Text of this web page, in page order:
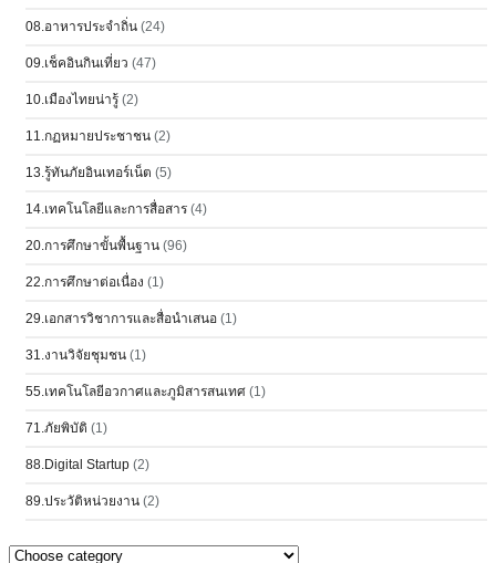
08.อาหารประจำถิ่น (24)
09.เช็คอินกินเที่ยว (47)
10.เมืองไทยน่ารู้ (2)
11.กฏหมายประชาชน (2)
13.รู้ทันภัยอินเทอร์เน็ต (5)
14.เทคโนโลยีและการสื่อสาร (4)
20.การศึกษาขั้นพื้นฐาน (96)
22.การศึกษาต่อเนื่อง (1)
29.เอกสารวิชาการและสื่อนำเสนอ (1)
31.งานวิจัยชุมชน (1)
55.เทคโนโลยีอวกาศและภูมิสารสนเทศ (1)
71.ภัยพิบัติ (1)
88.Digital Startup (2)
89.ประวัติหน่วยงาน (2)